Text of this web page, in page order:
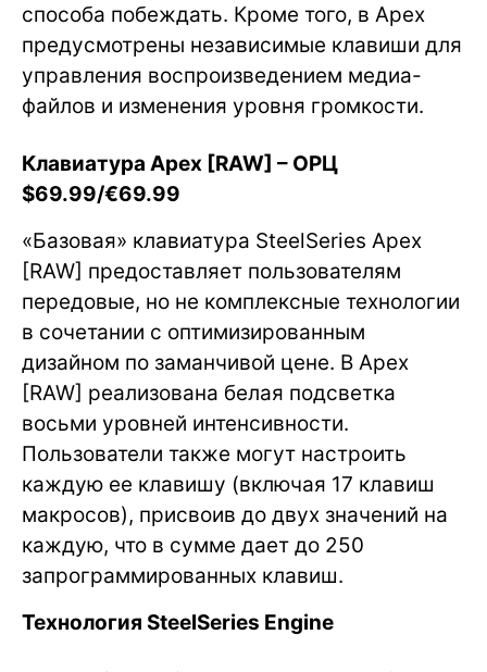
способа побеждать. Кроме того, в Apex
предусмотрены независимые клавиши для
управления воспроизведением медиа-
файлов и изменения уровня громкости.
Клавиатура Apex [RAW] – ОРЦ
$69.99/€69.99
«Базовая» клавиатура SteelSeries Apex
[RAW] предоставляет пользователям
передовые, но не комплексные технологии
в сочетании с оптимизированным
дизайном по заманчивой цене. В Apex
[RAW] реализована белая подсветка
восьми уровней интенсивности.
Пользователи также могут настроить
каждую ее клавишу (включая 17 клавиш
макросов), присвоив до двух значений на
каждую, что в сумме дает до 250
запрограммированных клавиш.
Технология SteelSeries Engine